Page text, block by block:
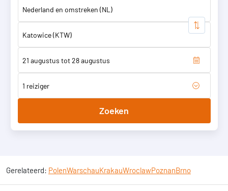
1 reiziger
Zoeken
Gerelateerd: PolenWarschauKrakauWroclawPoznanBrno